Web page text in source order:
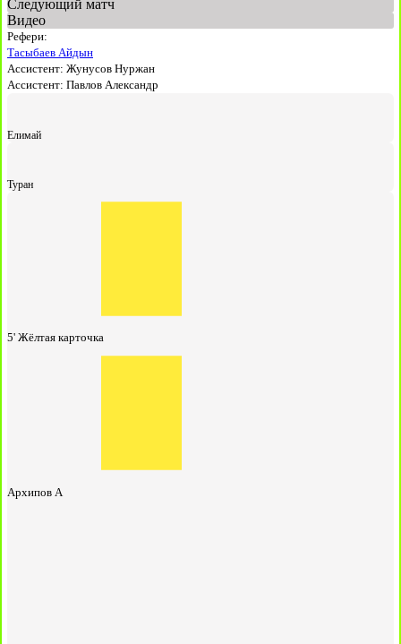
Следующий матч
Видео
Рефери:
Тасыбаев Айдын
Ассистент: Жунусов Нуржан
Ассистент: Павлов Александр
Елимай
Туран
5' Жёлтая карточка
Архипов А